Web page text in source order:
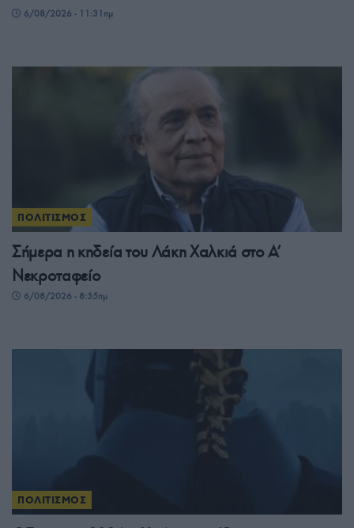
6/08/2026 - 11:31πμ
ΠΟΛΙΤΙΣΜΟΣ
Σήμερα η κηδεία του Λάκη Χαλκιά στο Α’
Νεκροταφείο
6/08/2026 - 8:35πμ
ΠΟΛΙΤΙΣΜΟΣ